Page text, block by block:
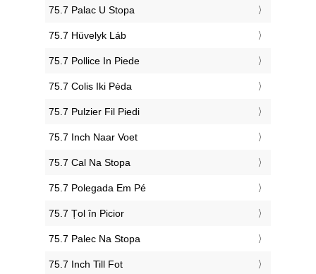
‎75.7 Palac U Stopa
‎75.7 Hüvelyk Láb
‎75.7 Pollice In Piede
‎75.7 Colis Iki Pėda
‎75.7 Pulzier Fil Piedi
‎75.7 Inch Naar Voet
‎75.7 Cal Na Stopa
‎75.7 Polegada Em Pé
‎75.7 Țol în Picior
‎75.7 Palec Na Stopa
‎75.7 Inch Till Fot